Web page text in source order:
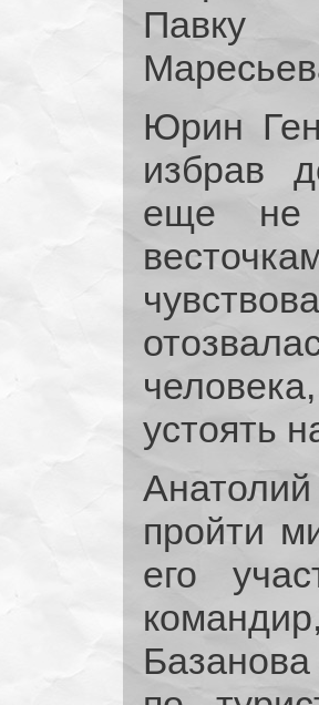
Павку
Юрин
избрав
еще не
устоять
пройти
его